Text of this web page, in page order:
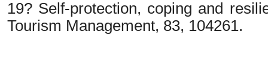
19? Self-protection, coping and
Tourism Management, 83, 104261.